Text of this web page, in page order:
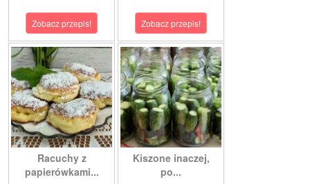
Zobacz przepis! Zobacz przepis!
Racuchy z
papierówkami...
Kiszone inaczej,
po...